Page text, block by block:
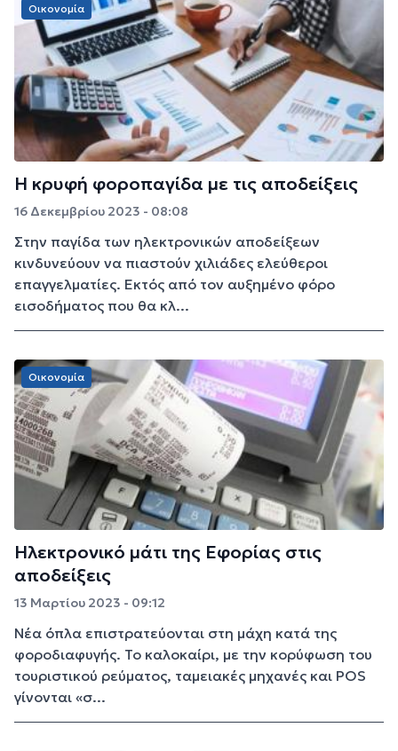
Οικονομία
Η κρυφή φοροπαγίδα με τις αποδείξεις
16 Δεκεμβρίου 2023 - 08:08
Στην παγίδα των ηλεκτρονικών αποδείξεων
κινδυνεύουν να πιαστούν χιλιάδες ελεύθεροι
επαγγελματίες. Εκτός από τον αυξημένο φόρο
εισοδήματος που θα κλ...
Οικονομία
Ηλεκτρονικό μάτι της Εφορίας στις
αποδείξεις
13 Μαρτίου 2023 - 09:12
Νέα όπλα επιστρατεύονται στη μάχη κατά της
φοροδιαφυγής. Το καλοκαίρι, με την κορύφωση του
τουριστικού ρεύματος, ταμειακές μηχανές και POS
γίνονται «σ...